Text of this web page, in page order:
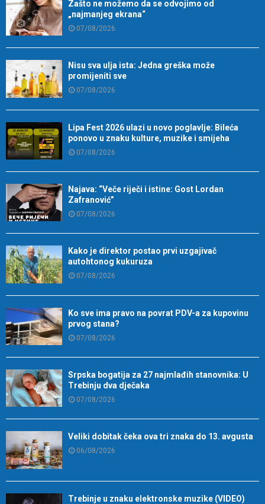
Zašto ne možemo da se odvojimo od
„najmanjeg ekrana“
07/08/2026
Nisu sva ulja ista: Jedna greška može
promijeniti sve
07/08/2026
Lipa Fest 2026 ulazi u novo poglavlje: Bileća
ponovo u znaku kulture, muzike i smijeha
07/08/2026
Najava: “Veče riječi i istine: Gost Lordan
Zafranović”
07/08/2026
Kako je direktor postao prvi uzgajivač
autohtonog kukuruza
07/08/2026
Ko sve ima pravo na povrat PDV-a za kupovinu
prvog stana?
07/08/2026
Srpska bogatija za 27 najmlađih stanovnika: U
Trebinju dva dječaka
07/08/2026
Veliki dobitak čeka ova tri znaka do 13. avgusta
06/08/2026
Trebinje u znaku elektronske muzike (VIDEO)